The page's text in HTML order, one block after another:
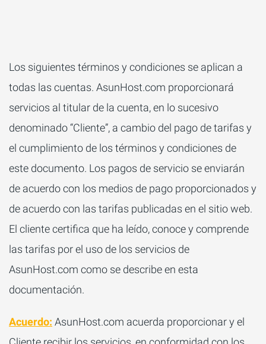
Los siguientes términos y condiciones se aplican a
todas las cuentas. AsunHost.com proporcionará
servicios al titular de la cuenta, en lo sucesivo
denominado “Cliente”, a cambio del pago de tarifas y
el cumplimiento de los términos y condiciones de
este documento. Los pagos de servicio se enviarán
de acuerdo con los medios de pago proporcionados y
de acuerdo con las tarifas publicadas en el sitio web.
El cliente certifica que ha leído, conoce y comprende
las tarifas por el uso de los servicios de
AsunHost.com como se describe en esta
documentación.
Acuerdo: AsunHost.com acuerda proporcionar y el